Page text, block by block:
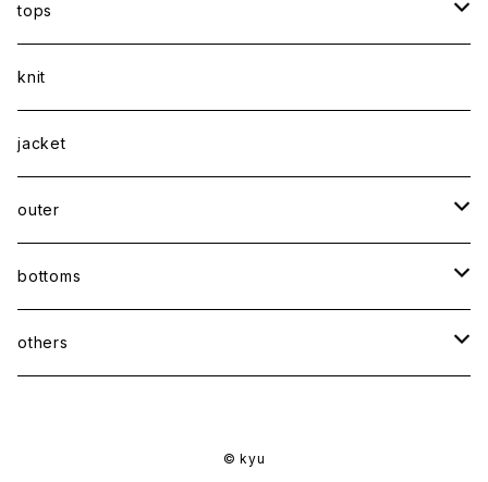
tops
shirt
Tee
sweatshirt
knit
jacket
outer
coat
jacket
bottoms
pants
others
© kyu